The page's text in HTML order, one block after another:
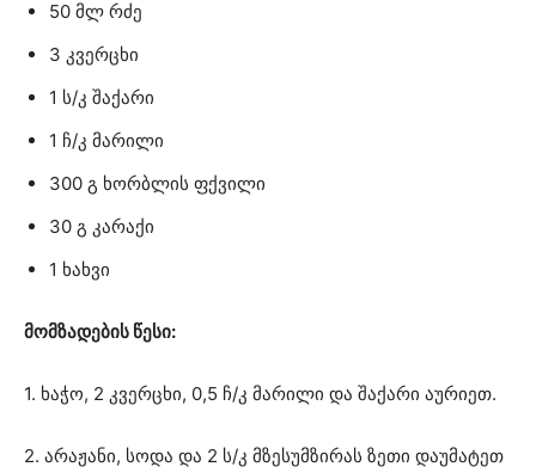
50 მლ რძე
3 კვერცხი
1 ს/კ შაქარი
1 ჩ/კ მარილი
300 გ ხორბლის ფქვილი
30 გ კარაქი
1 ხახვი
მომზადების წესი:
1. ხაჭო, 2 კვერცხი, 0,5 ჩ/კ მარილი და შაქარი აურიეთ.
2. არაჟანი, სოდა და 2 ს/კ მზესუმზირას ზეთი დაუმატეთ